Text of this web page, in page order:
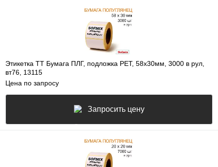
Этикетка ТТ Бумага ПЛГ, подложка РЕТ, 58х30мм, 3000 в рул,
вт76, 13115
Цена по запросу
Запросить цену